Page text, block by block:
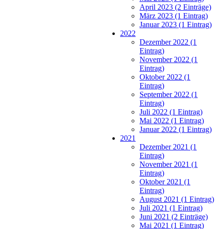
April 2023 (2 Einträge)
März 2023 (1 Eintrag)
Januar 2023 (1 Eintrag)
2022
Dezember 2022 (1
Eintrag)
November 2022 (1
Eintrag)
Oktober 2022 (1
Eintrag)
September 2022 (1
Eintrag)
Juli 2022 (1 Eintrag)
Mai 2022 (1 Eintrag)
Januar 2022 (1 Eintrag)
2021
Dezember 2021 (1
Eintrag)
November 2021 (1
Eintrag)
Oktober 2021 (1
Eintrag)
August 2021 (1 Eintrag)
Juli 2021 (1 Eintrag)
Juni 2021 (2 Einträge)
Mai 2021 (1 Eintrag)